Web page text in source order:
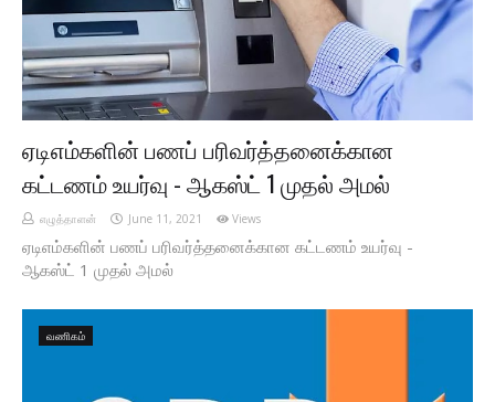
ஏடிஎம்களின் பணப் பரிவர்த்தனைக்கான
கட்டணம் உயர்வு - ஆகஸ்ட் 1 முதல் அமல்
எழுத்தாளன் June 11, 2021 Views
ஏடிஎம்களின் பணப் பரிவர்த்தனைக்கான கட்டணம் உயர்வு -
ஆகஸ்ட் 1 முதல் அமல்
வணிகம்